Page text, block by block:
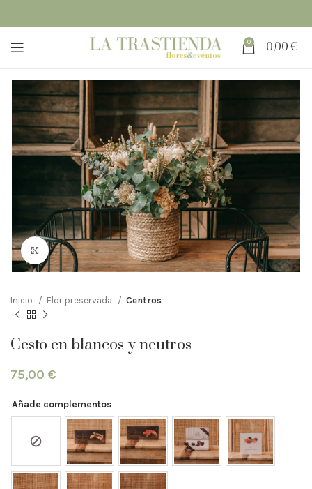
0 0,00 €
Clic para ampliar
Inicio Flor preservada Centros
Cesto en blancos y neutros
75,00 €
Añade complementos